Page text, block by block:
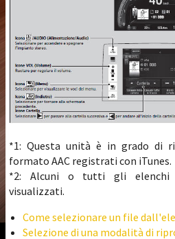
*1: Questa unità è in grado di
formato AAC registrati con iTunes.
*2: Alcuni o tutti gli elenchi
visualizzati.
Come selezionare un file
Selezione di una modalità di